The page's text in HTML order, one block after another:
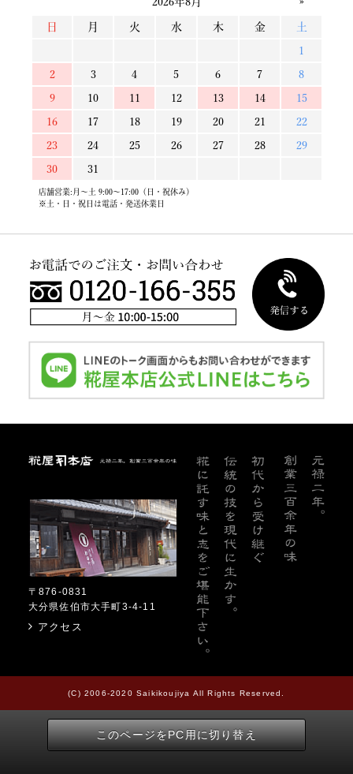
糀屋本店
〒876-0831
大分県佐伯市大手町3-4-11
アクセス
(C) 2006-2020 Saikikoujiya All Rights Reserved.
このページをPC用に切り替え